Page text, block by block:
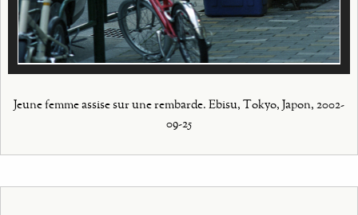
Jeune femme assise sur une rembarde. Ebisu, Tokyo, Japon, 2002-
09-25